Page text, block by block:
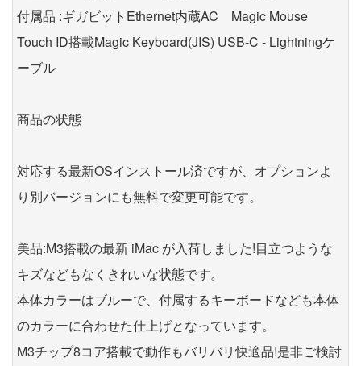
付属品 :ギガビットEthernet内蔵AC Magic Mouse
Touch ID搭載Magic Keyboard(JIS) USB-C - Lightningケ
ーブル
商品の状態
対応する最新OSインストール済ですが、オプションよ
り別バージョンにも無料で変更可能です。
美品:M3搭載の最新 iMac が入荷しました!目立つような
キズなどもなくきれいな状態です。
本体カラーはブルーで、付属するキーボードなども本体
のカラーに合わせた仕上げとなっています。
M3チップ8コア搭載で動作もバリバリ快適品!是非ご検討